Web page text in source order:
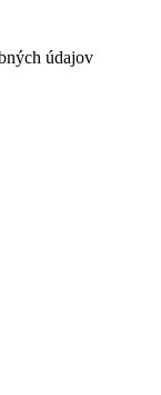
údajov